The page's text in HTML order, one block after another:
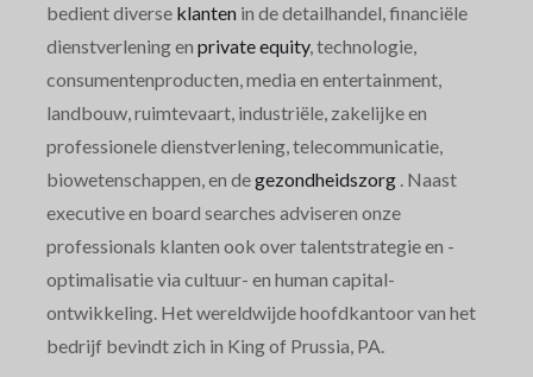
bedient diverse klanten in de detailhandel, financiële
dienstverlening en private equity, technologie,
consumentenproducten, media en entertainment,
landbouw, ruimtevaart, industriële, zakelijke en
professionele dienstverlening, telecommunicatie,
biowetenschappen, en degezondheidszorg . Naast
executive en board searches adviseren onze
professionals klanten ook over talentstrategie en -
optimalisatie via cultuur- en human capital-
ontwikkeling. Het wereldwijde hoofdkantoor van het
bedrijf bevindt zich in King of Prussia, PA.